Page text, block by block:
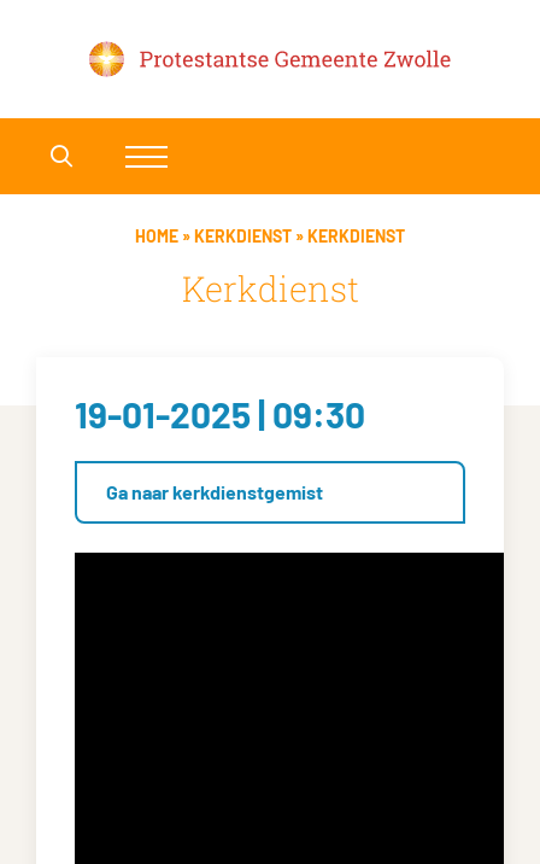
HOME »KERKDIENST »KERKDIENST
Kerkdienst
19-01-2025 | 09:30
Ga naar kerkdienstgemist